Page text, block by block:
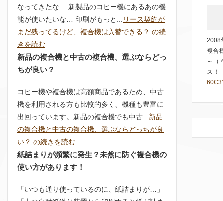
なってきたな… 新製品のコピー機にあるあの機
能が使いたいな… 印刷がもっと...
リース契約が
まだ残ってるけど、複合機は入替できる？ の続
きを読む
新品の複合機と中古の複合機、選ぶならどっ
ちが良い？
コピー機や複合機は高額商品であるため、中古
機を利用される方も比較的多く、機種も豊富に
出回っています。新品の複合機でも中古... 新品
の複合機と中古の複合機、選ぶならどっちが良
い？ の続きを読む
紙詰まりが頻繁に発生？未然に防ぐ複合機の
使い方があります！
「いつも通り使っているのに、紙詰まりが…」
2008
複合
～（
ス！